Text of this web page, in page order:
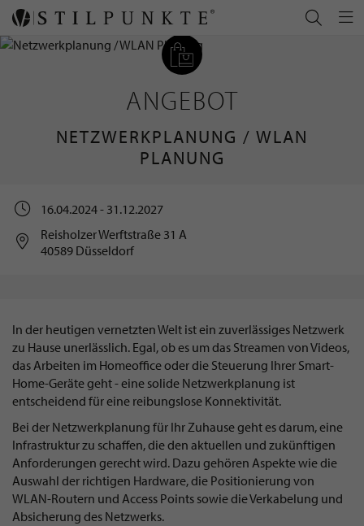
ANGEBOT
NETZWERKPLANUNG / WLAN
PLANUNG
16.04.2024 - 31.12.2027
Reisholzer Werftstraße 31 A
40589 Düsseldorf
In der heutigen vernetzten Welt ist ein zuverlässiges Netzwerk
zu Hause unerlässlich. Egal, ob es um das Streamen von Videos,
das Arbeiten im Homeoffice oder die Steuerung Ihrer Smart-
Home-Geräte geht - eine solide Netzwerkplanung ist
entscheidend für eine reibungslose Konnektivität.
Bei der Netzwerkplanung für Ihr Zuhause geht es darum, eine
Infrastruktur zu schaffen, die den aktuellen und zukünftigen
Anforderungen gerecht wird. Dazu gehören Aspekte wie die
Auswahl der richtigen Hardware, die Positionierung von
WLAN-Routern und Access Points sowie die Verkabelung und
Absicherung des Netzwerks.